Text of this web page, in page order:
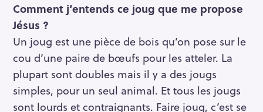
Comment j’entends ce joug que me propose
Jésus ?
Un joug est une pièce de bois qu’on pose sur le
cou d’une paire de bœufs pour les atteler. La
plupart sont doubles mais il y a des jougs
simples, pour un seul animal. Et tous les jougs
sont lourds et contraignants. Faire joug, c’est se